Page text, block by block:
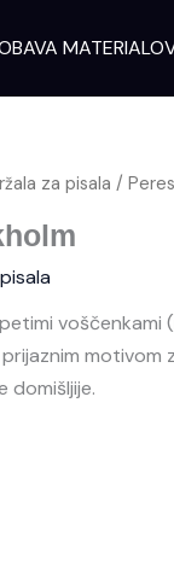
za pisala /
voščenkami
motivom
domišljije.